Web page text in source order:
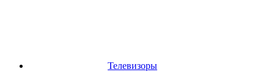
Телевизоры